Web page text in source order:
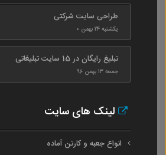
طراحی سایت شرکتی
یکشنبه ۲۴ بهمن ۰
تبلیغ رایگان در 15 سایت تبلیغاتی
جمعه ۱۳ بهمن ۹۶
لینک های سایت
انواع جعبه و کارتن آماده